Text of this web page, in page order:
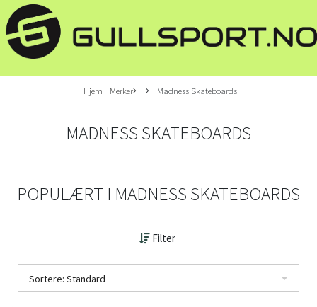
Hjem Merker Madness Skateboards
MADNESS SKATEBOARDS
POPULÆRT I MADNESS SKATEBOARDS
Filter
Sortere: Standard